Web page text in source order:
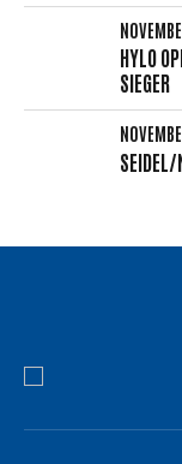
HYLO
SIEGER
SEIDEL/